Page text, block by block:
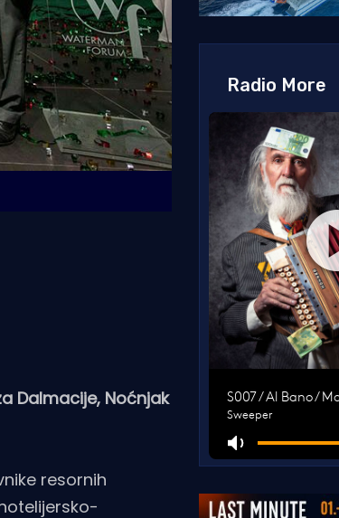
Dalmacije, Noćnjak
resornih
Radio More